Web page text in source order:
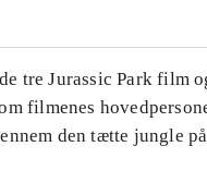
tre Jurassic Park film
filmenes
den tætte jungle